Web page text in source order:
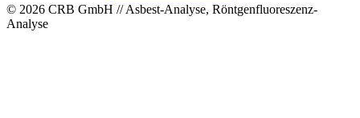
© 2026 CRB GmbH // Asbest-Analyse, Röntgenfluoreszenz-
Analyse